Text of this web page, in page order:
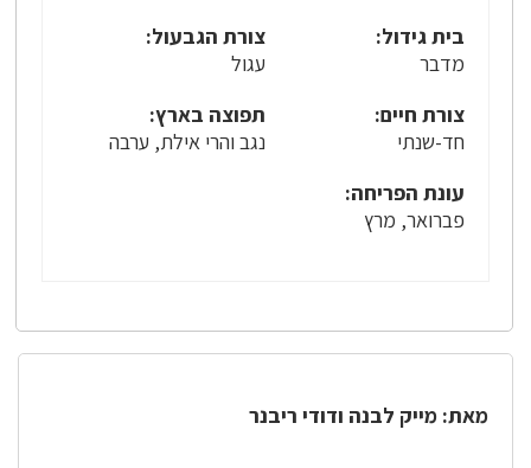
בית גידול:
מדבר
צורת הגבעול:
עגול
צורת חיים:
חד-שנתי
תפוצה בארץ:
נגב והרי אילת, ערבה
עונת הפריחה:
פברואר, מרץ
מאת: מייק לבנה ודודי ריבנר